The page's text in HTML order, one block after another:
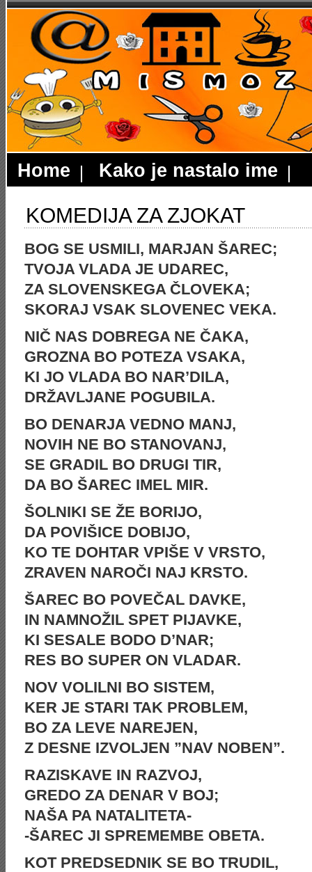
Home Kako je nastalo ime
KOMEDIJA ZA ZJOKAT
BOG SE USMILI, MARJAN ŠAREC;
TVOJA VLADA JE UDAREC,
ZA SLOVENSKEGA ČLOVEKA;
SKORAJ VSAK SLOVENEC VEKA.
NIČ NAS DOBREGA NE ČAKA,
GROZNA BO POTEZA VSAKA,
KI JO VLADA BO NAR’DILA,
DRŽAVLJANE POGUBILA.
BO DENARJA VEDNO MANJ,
NOVIH NE BO STANOVANJ,
SE GRADIL BO DRUGI TIR,
DA BO ŠAREC IMEL MIR.
ŠOLNIKI SE ŽE BORIJO,
DA POVIŠICE DOBIJO,
KO TE DOHTAR VPIŠE V VRSTO,
ZRAVEN NAROČI NAJ KRSTO.
ŠAREC BO POVEČAL DAVKE,
IN NAMNOŽIL SPET PIJAVKE,
KI SESALE BODO D’NAR;
RES BO SUPER ON VLADAR.
NOV VOLILNI BO SISTEM,
KER JE STARI TAK PROBLEM,
BO ZA LEVE NAREJEN,
Z DESNE IZVOLJEN ”NAV NOBEN”.
RAZISKAVE IN RAZVOJ,
GREDO ZA DENAR V BOJ;
NAŠA PA NATALITETA-
-ŠAREC JI SPREMEMBE OBETA.
KOT PREDSEDNIK SE BO TRUDIL,